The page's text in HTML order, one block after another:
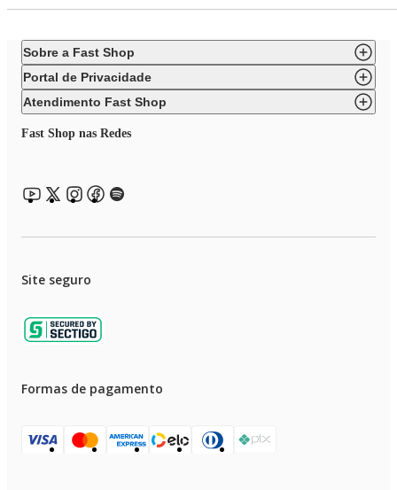
Sobre a Fast Shop
Portal de Privacidade
Atendimento Fast Shop
Fast Shop nas Redes
Site seguro
Formas de pagamento